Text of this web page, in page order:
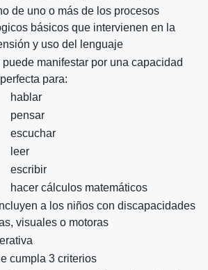
de uno o más de los procesos
básicos que intervienen en la
y uso del lenguaje
puede manifestar por una capacidad
para:
hablar
pensar
escuchar
leer
escribir
hacer cálculos matemáticos
a los niños con discapacidades
visuales o motoras
cumpla 3 criterios